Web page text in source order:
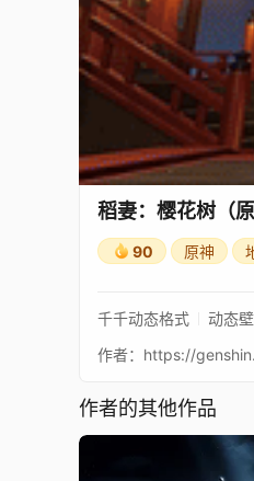
稻妻：樱花树（原
90 原神
千千动态格式 动态
作者的其他作品